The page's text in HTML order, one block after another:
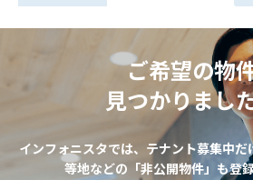
ご希望の物
見つかりまし
インフォニスタでは、テナント募集中
等地などの「非公開物件」も登